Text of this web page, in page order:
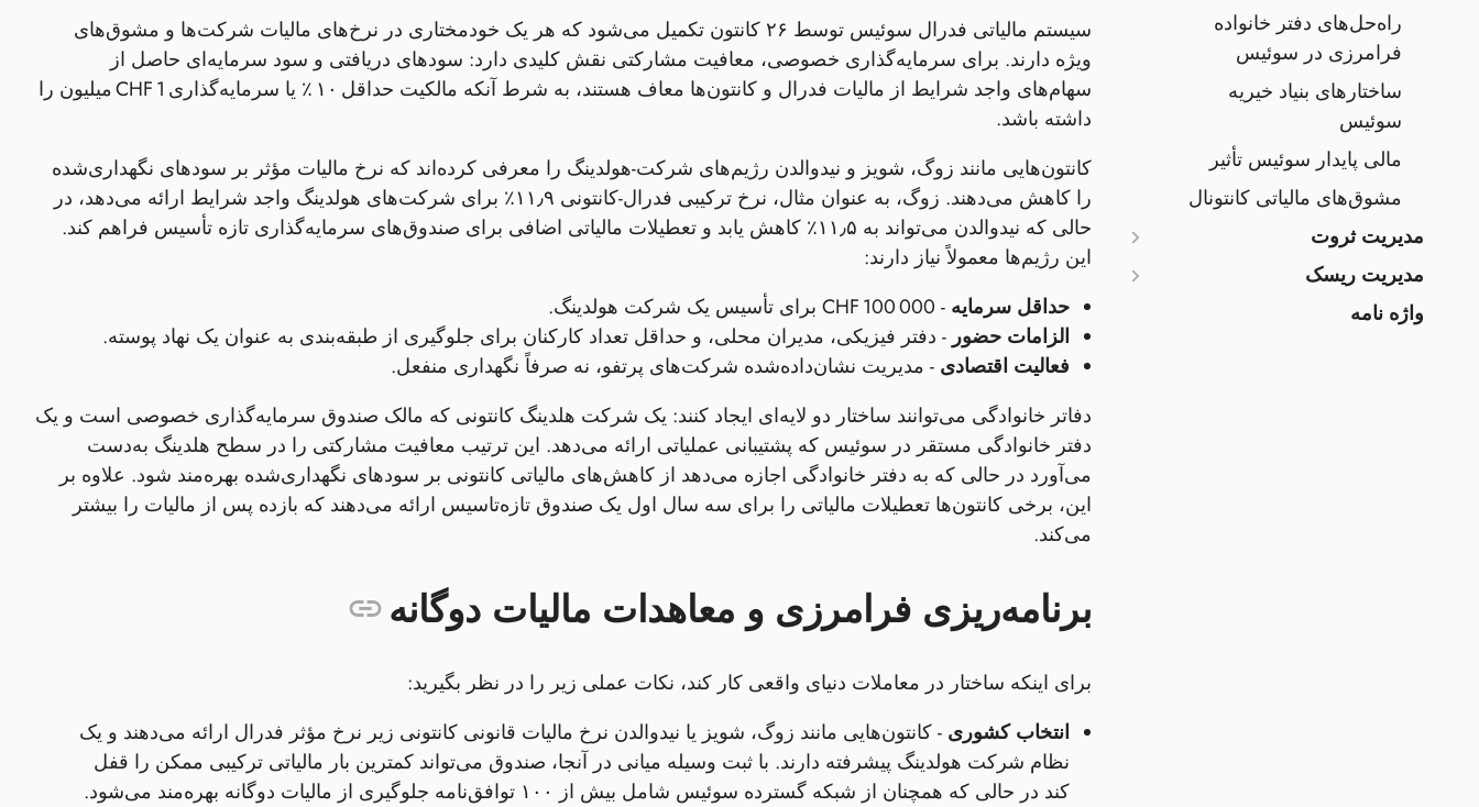
راه‌حل‌های دفتر خانواده
فرامرزی در سوئیس
ساختارهای بنیاد خیریه
سوئیس
مالی پایدار سوئیس تأثیر
مشوق‌های مالیاتی کانتونال
مدیریت ثروت
مدیریت ریسک
واژه نامه
سیستم مالیاتی فدرال سوئیس توسط ۲۶ کانتون تکمیل می‌شود که هر یک خودمختاری در نرخ‌های مالیات شرکت‌ها و مشوق‌های
ویژه دارند. برای سرمایه‌گذاری خصوصی، معافیت مشارکتی نقش کلیدی دارد: سودهای دریافتی و سود سرمایه‌ای حاصل از
سهام‌های واجد شرایط از مالیات فدرال و کانتون‌ها معاف هستند، به شرط آنکه مالکیت حداقل ۱۰ ٪ یا سرمایه‌گذاری CHF 1 میلیون را
داشته باشد.
کانتون‌هایی مانند زوگ، شویز و نیدوالدن رژیم‌های شرکت‑هولدینگ را معرفی کرده‌اند که نرخ مالیات مؤثر بر سودهای نگهداری‌شده
را کاهش می‌دهند. زوگ، به عنوان مثال، نرخ ترکیبی فدرال‑کانتونی ۱۱٫۹٪ برای شرکت‌های هولدینگ واجد شرایط ارائه می‌دهد، در
حالی که نیدوالدن می‌تواند به ۱۱٫۵٪ کاهش یابد و تعطیلات مالیاتی اضافی برای صندوق‌های سرمایه‌گذاری تازه تأسیس فراهم کند.
این رژیم‌ها معمولاً نیاز دارند:
حداقل سرمایه - CHF 100 000 برای تأسیس یک شرکت هولدینگ.
الزامات حضور - دفتر فیزیکی، مدیران محلی، و حداقل تعداد کارکنان برای جلوگیری از طبقه‌بندی به عنوان یک نهاد پوسته.
فعالیت اقتصادی - مدیریت نشان‌داده‌شده شرکت‌های پرتفو، نه صرفاً نگهداری منفعل.
دفاتر خانوادگی می‌توانند ساختار دو لایه‌ای ایجاد کنند: یک شرکت هلدینگ کانتونی که مالک صندوق سرمایه‌گذاری خصوصی است و یک
دفتر خانوادگی مستقر در سوئیس که پشتیبانی عملیاتی ارائه می‌دهد. این ترتیب معافیت مشارکتی را در سطح هلدینگ به‌دست
می‌آورد در حالی که به دفتر خانوادگی اجازه می‌دهد از کاهش‌های مالیاتی کانتونی بر سودهای نگهداری‌شده بهره‌مند شود. علاوه بر
این، برخی کانتون‌ها تعطیلات مالیاتی را برای سه سال اول یک صندوق تازه‌تاسیس ارائه می‌دهند که بازده پس از مالیات را بیشتر
می‌کند.
برنامه‌ریزی فرامرزی و معاهدات مالیات دوگانه
برای اینکه ساختار در معاملات دنیای واقعی کار کند، نکات عملی زیر را در نظر بگیرید:
انتخاب کشوری - کانتون‌هایی مانند زوگ، شویز یا نیدوالدن نرخ مالیات قانونی کانتونی زیر نرخ مؤثر فدرال ارائه می‌دهند و یک
نظام شرکت هولدینگ پیشرفته دارند. با ثبت وسیله میانی در آنجا، صندوق می‌تواند کمترین بار مالیاتی ترکیبی ممکن را قفل
کند در حالی که همچنان از شبکه گسترده سوئیس شامل بیش از ۱۰۰ توافق‌نامه جلوگیری از مالیات دوگانه بهره‌مند می‌شود.